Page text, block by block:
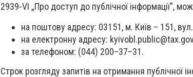
2939-VІ „Про доступ до публічної інформації”,
на поштову адресу: 03151, м. Київ – 151,
на електронну адресу:
за телефоном: (044) 200–37–31.
Строк розгляду запитів на отримання публічної